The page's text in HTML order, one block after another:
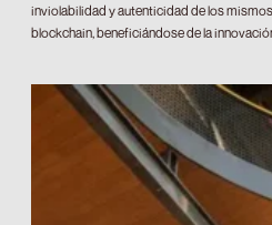
inviolabilidad y autenticidad de los
blockchain, beneficiándose de la